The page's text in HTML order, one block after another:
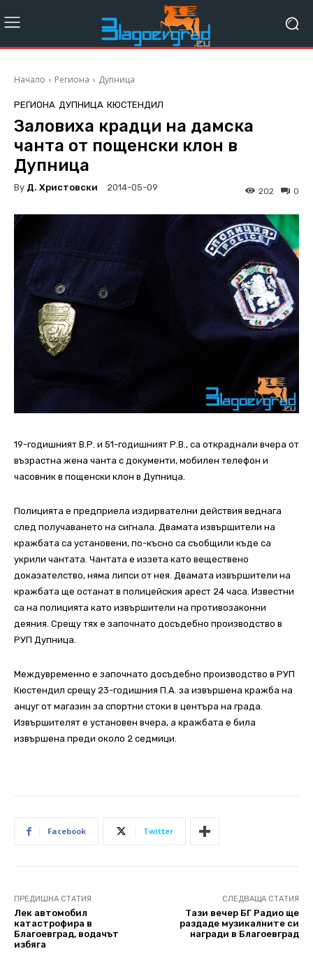
Начало Региона Дупница
РЕГИОНА ДУПНИЦА КЮСТЕНДИЛ
Заловиха крадци на дамска
чанта от пощенски клон в
Дупница
By Д. Христовски 2014-05-09 0
202
19-годишният В.Р. и 51-годишният Р.В., са откраднали вчера от
възрастна жена чанта с документи, мобилен телефон и
часовник в пощенски клон в Дупница.
Полицията е предприела издирвателни действия веднага
след получаването на сигнала. Двамата извършители на
кражбата са установени, по-късно са съобщили къде са
укрили чантата. Чантата е иззета като веществено
доказателство, няма липси от нея. Двамата извършители на
кражбата ще останат в полицейския арест 24 часа. Известни
са на полицията като извършители на противозаконни
деяния. Срещу тях е започнато досъдебно производство в
РУП Дупница.
Междувременно е започнато досъдебно производство в РУП
Кюстендил срещу 23-годишния П.А. за извършена кражба на
анцуг от магазин за спортни стоки в центъра на града.
Извършителят е установен вчера, а кражбата е била
извършена преди около 2 седмици.
Facebook Twitter
ПРЕДИШНА СТАТИЯ
Лек автомобил
катастрофира в
Благоевград, водачът
избяга
СЛЕДВАЩА СТАТИЯ
Тази вечер БГ Радио ще
раздаде музикалните си
награди в Благоевград